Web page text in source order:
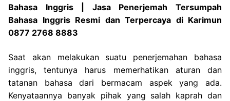
Bahasa Inggris | Jasa Penerjemah Tersumpah
Bahasa Inggris Resmi dan Terpercaya di Karimun
0877 2768 8883
Saat akan melakukan suatu penerjemahan bahasa
inggris, tentunya harus memerhatikan aturan dan
tatanan bahasa dari bermacam aspek yang ada.
Kenyataannya banyak pihak yang salah kaprah dan